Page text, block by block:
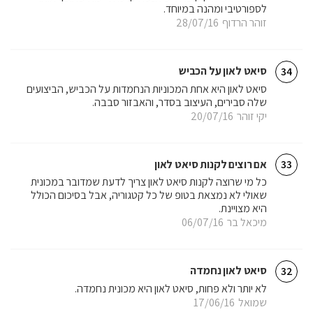
זוהר הרדוף 28/07/16
לספורטיבי ומהנה במיוחד.
34 סיאט לאון על הכביש
יקי זוהר 20/07/16
סיאט לאון היא אחת המכוניות הנחמדות על הכביש, הביצועים
שלה סבירים, העיצוב בסדר, והאבזור סבבה.
33 אם רוצים לקנות סיאט לאון
מיכאל בר 06/07/16
כל מי שרוצה לקנות סיאט לאון צריך לדעת שמדובר במכונית
שאולי לא נמצאת בטופ של כל קטגוריה, אבל בסיכום הכולל
היא מצויינת.
32 סיאט לאון נחמדה
שמואל 17/06/16
לא יותר ולא פחות, סיאט לאון היא מכונית נחמדה.